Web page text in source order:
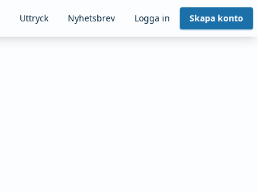
Uttryck Nyhetsbrev Logga in Skapa konto